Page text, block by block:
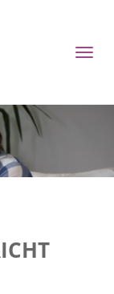
Toggle